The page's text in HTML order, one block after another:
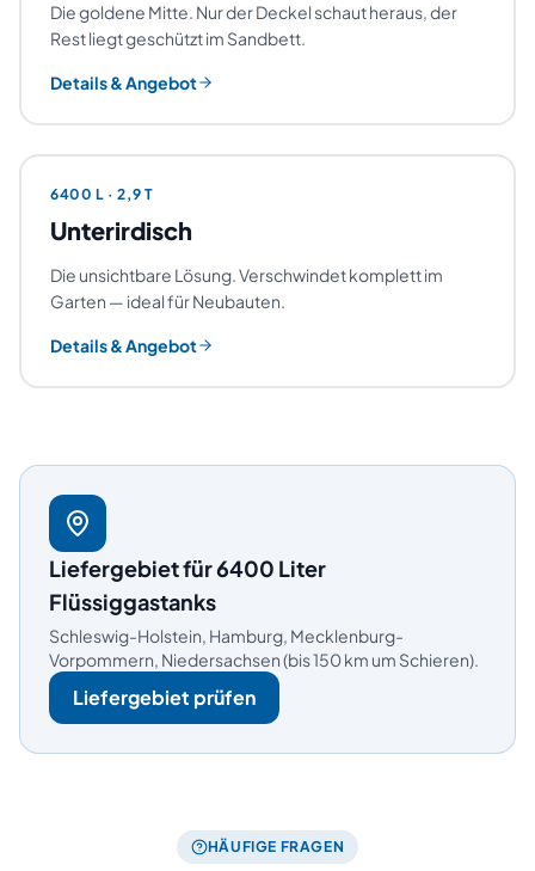
Die goldene Mitte. Nur der Deckel schaut heraus, der
Rest liegt geschützt im Sandbett.
Details & Angebot
6400 L ·2,9 T
Unterirdisch
Die unsichtbare Lösung. Verschwindet komplett im
Garten — ideal für Neubauten.
Details & Angebot
Liefergebiet für6400 Liter
Flüssiggastanks
Schleswig-Holstein, Hamburg, Mecklenburg-
Vorpommern, Niedersachsen (bis 150 km um Schieren).
Liefergebiet prüfen
HÄUFIGE FRAGEN